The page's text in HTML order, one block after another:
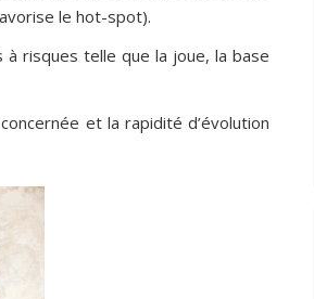
le hot-spot).
risques telle que la joue, la base
et la rapidité d’évolution